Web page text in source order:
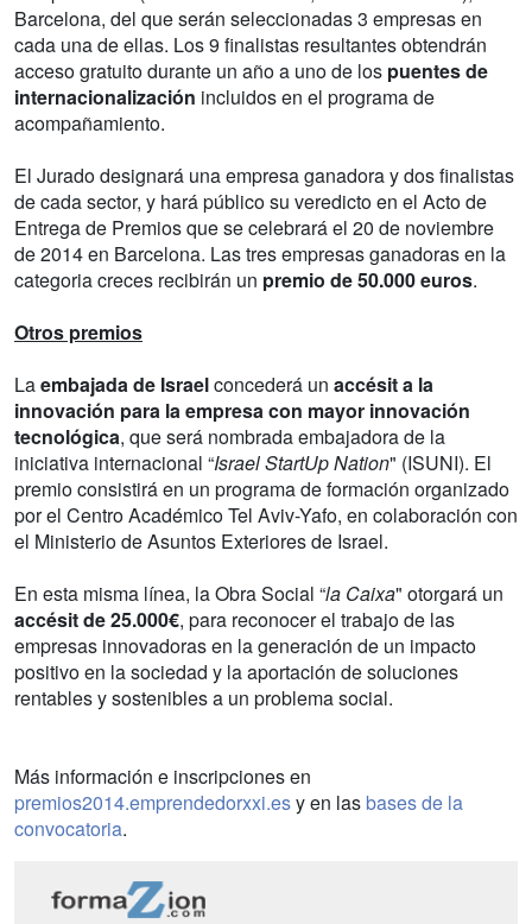
Barcelona, del que serán seleccionadas 3 empresas en
cada una de ellas. Los 9 finalistas resultantes obtendrán
acceso gratuito durante un año a uno de los puentes de
internacionalización incluidos en el programa de
acompañamiento.
El Jurado designará una empresa ganadora y dos finalistas
de cada sector, y hará público su veredicto en el Acto de
Entrega de Premios que se celebrará el 20 de noviembre
de 2014 en Barcelona. Las tres empresas ganadoras en la
categoria creces recibirán un premio de 50.000 euros.
Otros premios
Laembajada de Israelconcederá un accésit a la
innovación para la empresa con mayor innovación
tecnológica, que será nombrada embajadora de la
iniciativa internacional “Israel StartUp Nation" (ISUNI). El
premio consistirá en un programa de formación organizado
por el Centro Académico Tel Aviv-Yafo, en colaboración con
el Ministerio de Asuntos Exteriores de Israel.
En esta misma línea, la Obra Social “la Caixa" otorgará un
accésit de 25.000€, para reconocer el trabajo de las
empresas innovadoras en la generación de un impacto
positivo en la sociedad y la aportación de soluciones
rentables y sostenibles a un problema social.
Más información e inscripciones en
premios2014.emprendedorxxi.esy en lasbases de la
convocatoria.